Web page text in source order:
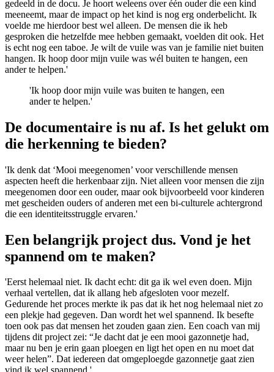
gedeeld in de docu. Je hoort weleens over één ouder die een kind
meeneemt, maar de impact op het kind is nog erg onderbelicht. Ik
voelde me hierdoor best wel alleen. De mensen die ik heb
gesproken die hetzelfde mee hebben gemaakt, voelden dit ook. Het
is echt nog een taboe. Je wilt de vuile was van je familie niet buiten
hangen. Ik hoop door mijn vuile was wél buiten te hangen, een
ander te helpen.'
'Ik hoop door mijn vuile was buiten te hangen, een
ander te helpen.'
De documentaire is nu af. Is het gelukt om
die herkenning te bieden?
'Ik denk dat ‘Mooi meegenomen’ voor verschillende mensen
aspecten heeft die herkenbaar zijn. Niet alleen voor mensen die zijn
meegenomen door een ouder, maar ook bijvoorbeeld voor kinderen
met gescheiden ouders of anderen met een bi-culturele achtergrond
die een identiteitsstruggle ervaren.'
Een belangrijk project dus. Vond je het
spannend om te maken?
'Eerst helemaal niet. Ik dacht echt: dit ga ik wel even doen. Mijn
verhaal vertellen, dat ik allang heb afgesloten voor mezelf.
Gedurende het proces merkte ik pas dat ik het nog helemaal niet zo
een plekje had gegeven. Dan wordt het wel spannend. Ik besefte
toen ook pas dat mensen het zouden gaan zien. Een coach van mij
tijdens dit project zei: “Je dacht dat je een mooi gazonnetje had,
maar nu ben je erin gaan ploegen en ligt het open en nu moet dat
weer helen”. Dat iedereen dat omgeploegde gazonnetje gaat zien